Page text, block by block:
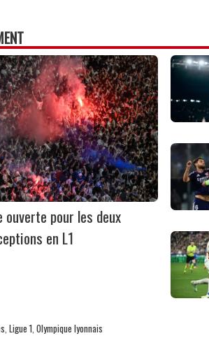
pour les deux
en L1
, Ligue 1, Olympique lyonnais